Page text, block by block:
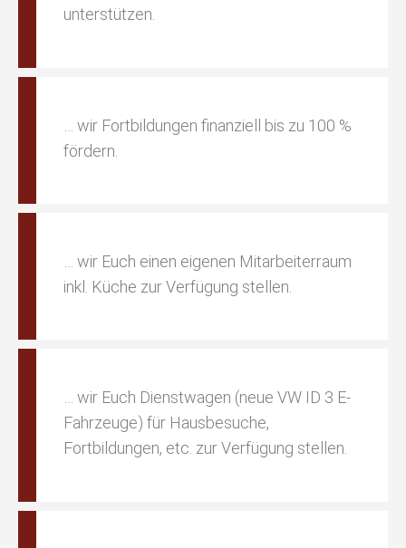
unterstützen.
… wir Fortbildungen finanziell bis zu 100 %
fördern.
… wir Euch einen eigenen Mitarbeiterraum
inkl. Küche zur Verfügung stellen.
… wir Euch Dienstwagen (neue VW ID 3 E-
Fahrzeuge) für Hausbesuche,
Fortbildungen, etc. zur Verfügung stellen.